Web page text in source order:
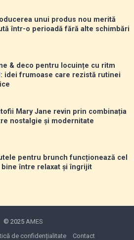
unui produs nou merită
într-o perioadă fără alte schimbări
& deco pentru locuințe cu ritm
idei frumoase care rezistă rutinei
Mary Jane revin prin combinația
nostalgie și modernitate
pentru brunch funcționează cel
bine între relaxat și îngrijit
© 2025 AMES
de confidențialitate Contact